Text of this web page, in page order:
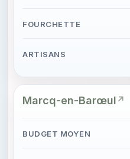
Marcq-en-Barœul